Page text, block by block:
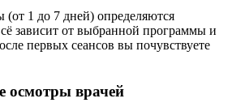
(от 1 до 7 дней) определяются
зависит от выбранной программы и
первых сеансов вы почувствуете
осмотры врачей